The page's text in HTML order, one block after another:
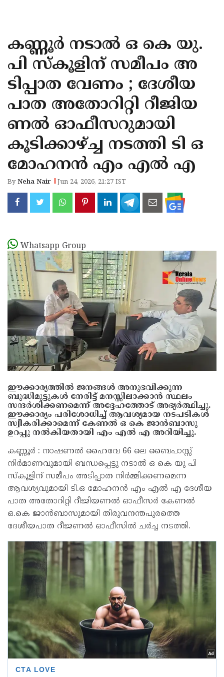
KANNUR
KASARAGOD
കണ്ണൂർ നടാൽ ഒ കെ യു.
പി സ്കൂളിന് സമീപം അ
ടിപ്പാത വേണം ; ദേശീയ
പാത അതോറിറ്റി റീജിയ
ണൽ ഓഫീസറുമായി
കൂടിക്കാഴ്ച്ച നടത്തി ടി ഒ
മോഹനൻ എം എൽ എ
ByNeha Nair Jun 24, 2026, 21:27 IST
Whatsapp Group
ഈക്കാര്യത്തിൽ ജനങ്ങൾ അനുഭവിക്കുന്ന
ബുദ്ധിമുട്ടുകൾ നേരിട്ട് മനസ്സിലാക്കാൻ സ്ഥലം
സന്ദർശിക്കണമെന്ന് അദ്ദേഹത്തോട് അഭ്യർത്ഥിച്ചു.
ഈക്കാര്യം പരിശോധിച്ച് ആവശ്യമായ നടപടികൾ
സ്വീകരിക്കാമെന്ന് കേണൽ ഒ കെ ജാൻബാസു
ഉറപ്പു നൽകിയതായി എം എൽ എ അറിയിച്ചു.
കണ്ണൂർ : നാഷണൽ ഹൈവേ 66 ലെ ബൈപാസ്സ്
നിർമാണവുമായി ബന്ധപ്പെട്ടു നടാൽ ഒ കെ യു പി
സ്കൂളിന് സമീപം അടിപ്പാത നിർമ്മിക്കണമെന്ന
ആവശ്യവുമായി ടി.ഒ മോഹനൻ എം എൽ എ ദേശീയ
പാത അതോറിറ്റി റീജിയണൽ ഓഫീസർ കേണൽ
ഒ.കെ ജാൻബാസുമായി തിരുവനന്തപുരത്തെ
ദേശീയപാത റീജണൽ ഓഫീസിൽ ചർച്ച നടത്തി.